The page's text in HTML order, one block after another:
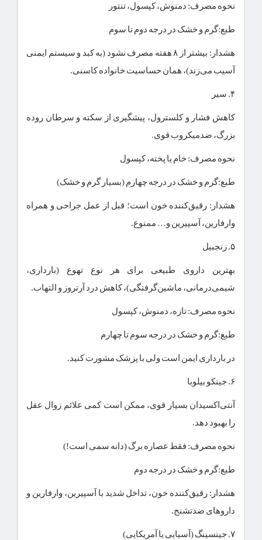
نحوه مصرف: دمنوش، کپسول، تنتور
طبع:گرم و خشک در درجه دوم تا سوم
هشدار: بیشتر از ۸ هفته مصرف نشود (به کبد و سیستم ایمنی
آسیب می‌زند)، همان حساسیت خانواده کاسنی.
۴. سیر
کاهش فشار و کلسترول، پیشگیری از سکته و سرطان روده
بزرگ، ضدمیکروب قوی.
نحوه مصرف: خام یا پخته، کپسول
طبع:گرم و خشک در درجه چهارم (بسیار گرم و خشک)
هشدار: رقیق‌کننده خون است؛ قبل از عمل جراحی و همراه
وارفارین، آسپیرین و… ممنوع.
۵. زنجبیل
بهترین داروی طبیعی برای هر نوع تهوع (بارداری،
شیمی‌درمانی، ماشین‌گرفتگی)، کاهش درد آرتروز و التهاب.
نحوه مصرف: تازه، دمنوش، کپسول
طبع:گرم و خشک در درجه سوم تا چهارم
در بارداری ایمن است ولی با پزشک مشورت کنید.
۶. جینکو بیلوبا
آنتی‌اکسیدان بسیار قوی، ممکن است کمی علائم زوال عقل
را بهبود دهد.
نحوه مصرف: فقط عصاره برگ (دانه سمی است!)
طبع:گرم و خشک در درجه دوم
هشدار: رقیق‌کننده خون، تداخل شدید با آسپیرین، وارفارین و
داروهای ضدتشنج.
۷. جینسینگ (آسیایی یا آمریکایی)